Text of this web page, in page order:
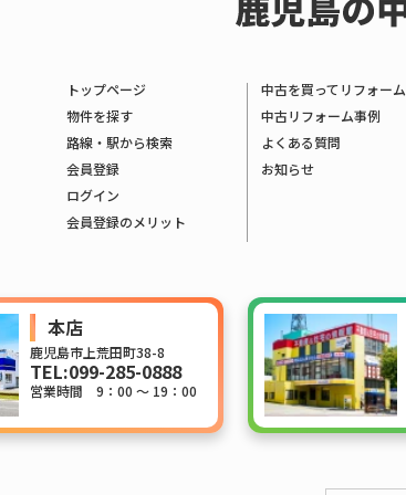
トップページ
物件を探す
路線・駅から検索
会員登録
ログイン
会員登録のメリット
中古を買ってリフォーム
中古リフォーム事例
よくある質問
お知らせ
本店
鹿児島市上荒田町38-8
TEL:099-285-0888
営業時間 9：00 ～ 19：00